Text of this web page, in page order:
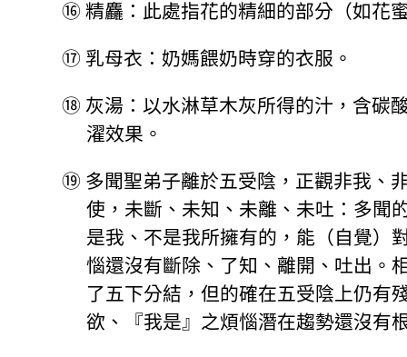
⑯ 精麤：此處指花的精細的部分（如花
⑰ 乳母衣：奶媽餵奶時穿的衣服。
⑱ 灰湯：以水淋草木灰所得的汁，含碳
濯效果。
⑲ 多聞聖弟子離於五受陰，正觀非我、
使，未斷、未知、未離、未吐：多聞
是我、不是我所擁有的，能（自覺）
惱還沒有斷除、了知、離開、吐出。
了五下分結，但的確在五受陰上仍有
欲、『我是』之煩惱潛在趨勢還沒有